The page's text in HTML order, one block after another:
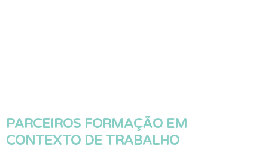
PARCEIROS FORMAÇÃO EM
CONTEXTO DE TRABALHO